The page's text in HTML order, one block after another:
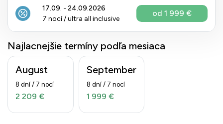
17.09. - 24.09.2026
7 nocí / ultra all inclusive
od 1 999 €
Najlacnejšie termíny podľa mesiaca
August
8 dní / 7 nocí
2 209 €
September
8 dní / 7 nocí
1 999 €